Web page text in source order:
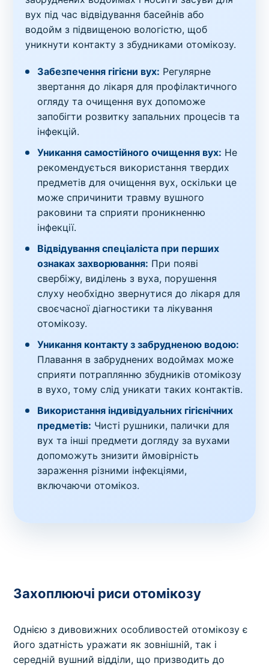
вух під час відвідування басейнів або
водойм з підвищеною вологістю, щоб
уникнути контакту з збудниками отомікозу.
Забезпечення гігієни вух: Регулярне
звертання до лікаря для профілактичного
огляду та очищення вух допоможе
запобігти розвитку запальних процесів та
інфекцій.
Уникання самостійного очищення вух: Не
рекомендується використання твердих
предметів для очищення вух, оскільки це
може спричинити травму вушного
раковини та сприяти проникненню
інфекції.
Відвідування спеціаліста при перших
ознаках захворювання: При появі
свербіжу, виділень з вуха, порушення
слуху необхідно звернутися до лікаря для
своєчасної діагностики та лікування
отомікозу.
Уникання контакту з забрудненою водою:
Плавання в забруднених водоймах може
сприяти потраплянню збудників отомікозу
в вухо, тому слід уникати таких контактів.
Використання індивідуальних гігієнічних
предметів: Чисті рушники, палички для
вух та інші предмети догляду за вухами
допоможуть знизити ймовірність
зараження різними інфекціями,
включаючи отомікоз.
Захоплюючі риси отомікозу
Однією з дивовижних особливостей отомікозу є
його здатність уражати як зовнішній, так і
середній вушний відділи, що призводить до